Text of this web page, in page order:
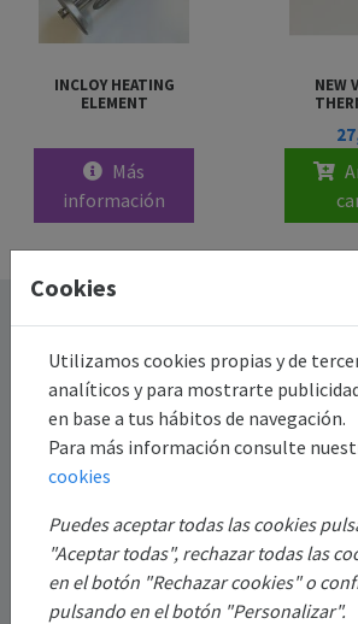
INCLOY HEATING
ELEMENT
Más
información
NEW
Información
Mi Cuenta
Sobre Nosotros
Cookies
Utilizamos cookies propias y de
analíticos y para mostrarte
en base a tus hábitos de navegación.
Para más información consulte
cookies
Puedes aceptar todas las cookies
"Aceptar todas", rechazar todas las
en el botón "Rechazar cookies" o
pulsando en el botón "Personalizar".